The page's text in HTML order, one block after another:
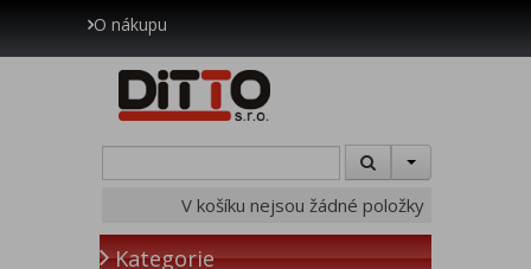
O nákupu
V košíku nejsou žádné položky
Kategorie